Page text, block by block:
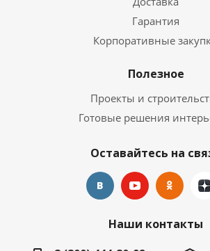
Гарантия
Корпоративные
Полезное
Проекты и
Готовые решения
Оставайтесь на
Наши контакты